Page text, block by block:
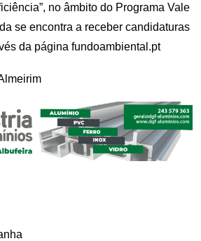
no âmbito do Programa Vale
se encontra a receber candidaturas
da página fundoambiental.pt